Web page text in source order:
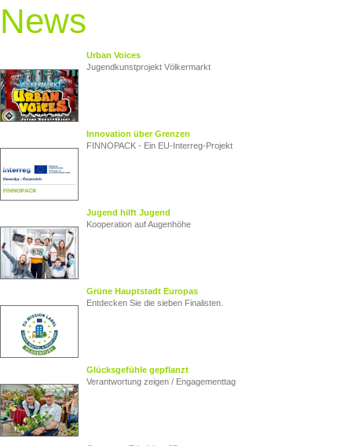
News
Urban Voices
Jugendkunstprojekt Völkermarkt
Innovation über Grenzen
FINNOPACK - Ein EU‑Interreg‑Projekt
Jugend hilft Jugend
Kooperation auf Augenhöhe
Grüne Hauptstadt Europas
Entdecken Sie die sieben Finalisten.
Glücksgefühle gepflanzt
Verantwortung zeigen / Engagementtag